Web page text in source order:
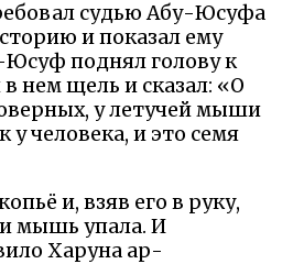
судью Абу-Юсуфа
и показал ему
Юсуф поднял голову к
нем щель и сказал: «О
у летучей мыши
у человека, и это семя
и, взяв его в руку,
мышь упала. И
Харуна ар-